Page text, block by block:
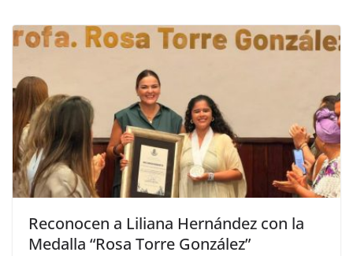
Reconocen a Liliana Hernández con la
Medalla “Rosa Torre González”